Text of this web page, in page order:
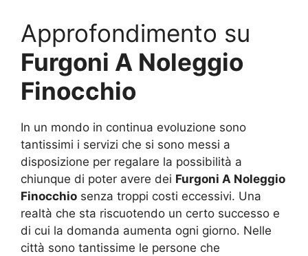
Approfondimento su
Furgoni A Noleggio
Finocchio
In un mondo in continua evoluzione sono
tantissimi i servizi che si sono messi a
disposizione per regalare la possibilità a
chiunque di poter avere dei Furgoni A Noleggio
Finocchio senza troppi costi eccessivi. Una
realtà che sta riscuotendo un certo successo e
di cui la domanda aumenta ogni giorno. Nelle
città sono tantissime le persone che